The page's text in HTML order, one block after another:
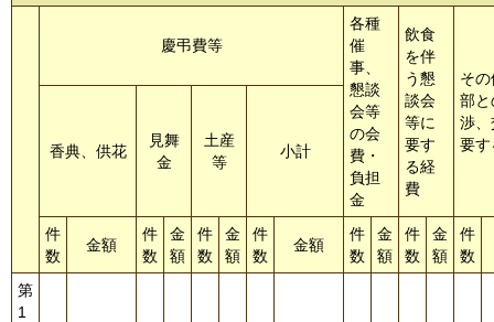
慶弔費等
各種
催
事、
懇談
会等
の会
費・
負担
金
飲食
を伴
う懇
談会
等に
要す
る経
費
そ
部と
渉、
要す
香典、供花
見舞
金
土産
等
小計
件
数
金額
件
数
金
額
件
数
金
額
件
数
金額
件
数
金
額
件
数
金
額
件
数
第
1